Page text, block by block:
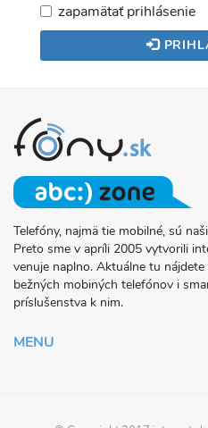
zapamätať prihlásenie
O
PROJEKTE
FONY.SK
Telefóny, najmä tie mobilné, sú
Preto sme v apríli 2005 vytvorili
venuje naplno. Aktuálne tu
bežných mobiných telefónov i
príslušenstva k nim.
MENU